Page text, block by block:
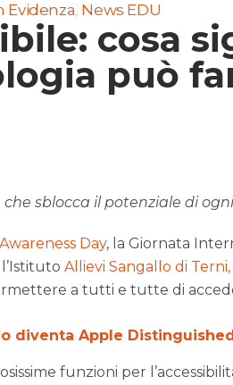
Evidenza, News EDU
cosa
può
che sblocca il potenziale di
Day, la Giornata
Allievi Sangallo di
a tutti e tutte di
diventa Apple
funzioni per